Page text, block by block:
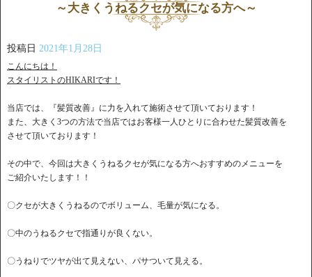
～大きくうねるクセが気になる方へ～
投稿日 2021年1月28日
こんにちは！
スタイリストのHIKARIです！
当店では、『髪質改善』に力を入れて施術させて頂いております！
また、大きく3つの方法で当店ではお客様一人ひとりに合わせた髪質改善を
させて頂いております！
その中で、今回は大きくうねるクセが気になる方へおすすめのメニューを
ご紹介いたします！！
〇クセが大きくうねるのでボリューム、毛量が気になる。
〇中のうねるクセで指通りが良くない。
〇うねりでツヤが出て見えない、パサついて見える。